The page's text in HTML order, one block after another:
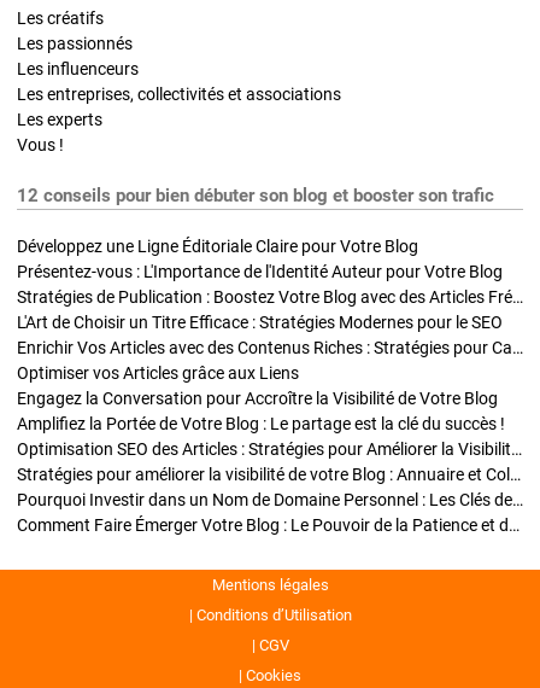
Les créatifs
Les passionnés
Les influenceurs
Les entreprises, collectivités et associations
Les experts
Vous !
12 conseils pour bien débuter son blog et booster son trafic
Développez une Ligne Éditoriale Claire pour Votre Blog
Présentez-vous : L'Importance de l'Identité Auteur pour Votre Blog
Stratégies de Publication : Boostez Votre Blog avec des Articles Fréquents et Exclusifs
L'Art de Choisir un Titre Efficace : Stratégies Modernes pour le SEO
Enrichir Vos Articles avec des Contenus Riches : Stratégies pour Captiver et Optimiser
Optimiser vos Articles grâce aux Liens
Engagez la Conversation pour Accroître la Visibilité de Votre Blog
Amplifiez la Portée de Votre Blog : Le partage est la clé du succès !
Optimisation SEO des Articles : Stratégies pour Améliorer la Visibilité de Votre Blog
Stratégies pour améliorer la visibilité de votre Blog : Annuaire et Collaborations
Pourquoi Investir dans un Nom de Domaine Personnel : Les Clés de la Réussite de Votre Blog
Comment Faire Émerger Votre Blog : Le Pouvoir de la Patience et de la Persévérance
Mentions légales
Conditions d’Utilisation
CGV
Cookies